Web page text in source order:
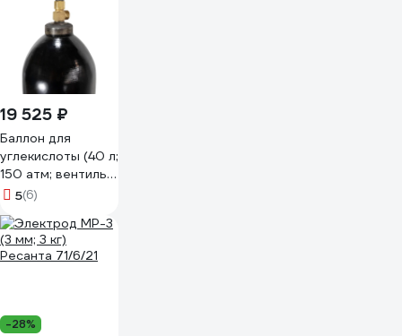
19 525 ₽
Баллон для
углекислоты (40 л;
150 атм; вентиль
сальниковый
8555592
5(6)
-28%